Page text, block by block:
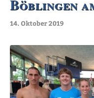
Böblingen
14. Oktober 2019